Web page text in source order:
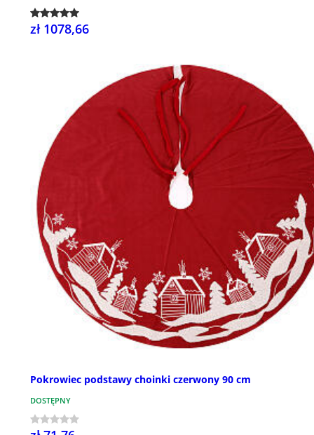
zł 1078,66
Pokrowiec podstawy choinki czerwony 90 cm
DOSTĘPNY